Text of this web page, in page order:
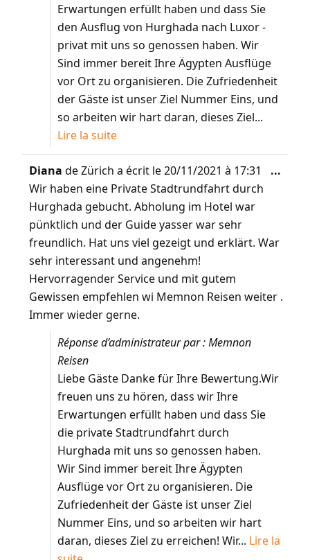
Erwartungen erfüllt haben und dass Sie
den Ausflug von Hurghada nach Luxor -
privat mit uns so genossen haben. Wir
Sind immer bereit Ihre Ägypten Ausflüge
vor Ort zu organisieren. Die Zufriedenheit
der Gäste ist unser Ziel Nummer Eins, und
so arbeiten wir hart daran, dieses Ziel...
Lire la suite
Dianade Zürich a écrit le20/11/2021 à 17:31
Wir haben eine Private Stadtrundfahrt durch
Hurghada gebucht. Abholung im Hotel war
pünktlich und der Guide yasser war sehr
freundlich. Hat uns viel gezeigt und erklärt. War
sehr interessant und angenehm!
Hervorragender Service und mit gutem
Gewissen empfehlen wi Memnon Reisen weiter .
Immer wieder gerne.
Réponse d’administrateur par : Memnon
Reisen
Liebe Gäste Danke für Ihre Bewertung.Wir
freuen uns zu hören, dass wir Ihre
Erwartungen erfüllt haben und dass Sie
die private Stadtrundfahrt durch
Hurghada mit uns so genossen haben.
Wir Sind immer bereit Ihre Ägypten
Ausflüge vor Ort zu organisieren. Die
Zufriedenheit der Gäste ist unser Ziel
Nummer Eins, und so arbeiten wir hart
daran, dieses Ziel zu erreichen! Wir... Lire la
...